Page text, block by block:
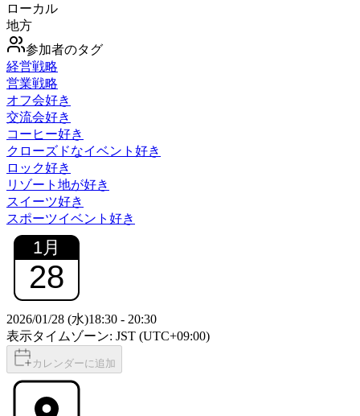
ローカル
地方
参加者のタグ
経営戦略
営業戦略
オフ会好き
交流会好き
コーヒー好き
クローズドなイベント好き
ロック好き
リゾート地が好き
スイーツ好き
スポーツイベント好き
1月
28
2026/01/28 (水)18:30 - 20:30
表示タイムゾーン: JST (UTC+09:00)
カレンダーに追加